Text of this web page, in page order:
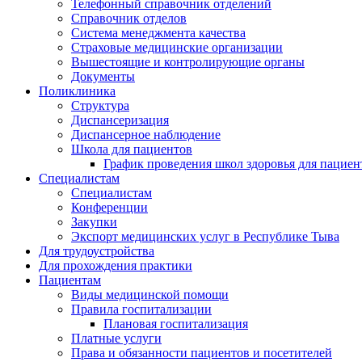
Телефонный справочник отделений
Справочник отделов
Система менеджмента качества
Страховые медицинские организации
Вышестоящие и контролирующие органы
Документы
Поликлиника
Структура
Диспансеризация
Диспансерное наблюдение
Школа для пациентов
График проведения школ здоровья для
Специалистам
Специалистам
Конференции
Закупки
Экспорт медицинских услуг в Республике Тыва
Для трудоустройства
Для прохождения практики
Пациентам
Виды медицинской помощи
Правила госпитализации
Плановая госпитализация
Платные услуги
Права и обязанности пациентов и посетителей